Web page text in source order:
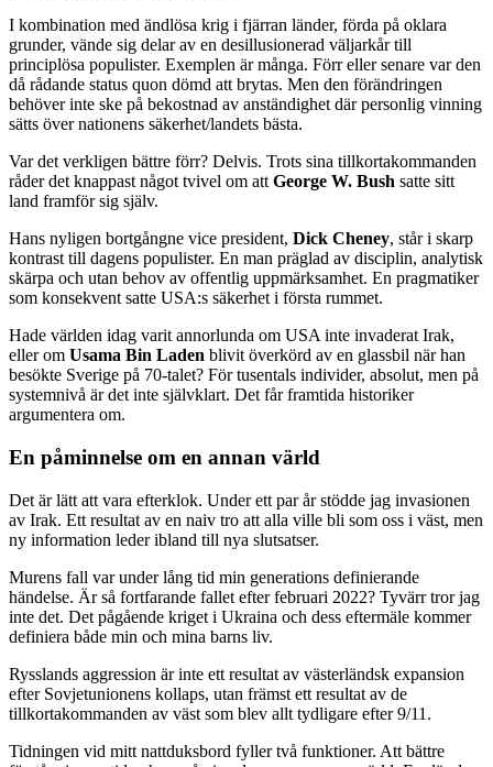
I kombination med ändlösa krig i fjärran länder, förda på oklara
grunder, vände sig delar av en desillusionerad väljarkår till
principlösa populister. Exemplen är många. Förr eller senare var den
då rådande status quon dömd att brytas. Men den förändringen
behöver inte ske på bekostnad av anständighet där personlig vinning
sätts över nationens säkerhet/landets bästa.
Var det verkligen bättre förr? Delvis. Trots sina tillkortakommanden
råder det knappast något tvivel om att George W. Bush satte sitt
land framför sig själv.
Hans nyligen bortgångne vice president, Dick Cheney, står i skarp
kontrast till dagens populister. En man präglad av disciplin, analytisk
skärpa och utan behov av offentlig uppmärksamhet. En pragmatiker
som konsekvent satte USA:s säkerhet i första rummet.
Hade världen idag varit annorlunda om USA inte invaderat Irak,
eller om Usama Bin Laden blivit överkörd av en glassbil när han
besökte Sverige på 70-talet? För tusentals individer, absolut, men på
systemnivå är det inte självklart. Det får framtida historiker
argumentera om.
En påminnelse om en annan värld
Det är lätt att vara efterklok. Under ett par år stödde jag invasionen
av Irak. Ett resultat av en naiv tro att alla ville bli som oss i väst, men
ny information leder ibland till nya slutsatser.
Murens fall var under lång tid min generations definierande
händelse. Är så fortfarande fallet efter februari 2022? Tyvärr tror jag
inte det. Det pågående kriget i Ukraina och dess eftermäle kommer
definiera både min och mina barns liv.
Rysslands aggression är inte ett resultat av västerländsk expansion
efter Sovjetunionens kollaps, utan främst ett resultat av de
tillkortakommanden av väst som blev allt tydligare efter 9/11.
Tidningen vid mitt nattduksbord fyller två funktioner. Att bättre